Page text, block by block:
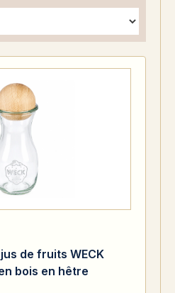
sur 5 étoiles
de fruits WECK
bois en hêtre